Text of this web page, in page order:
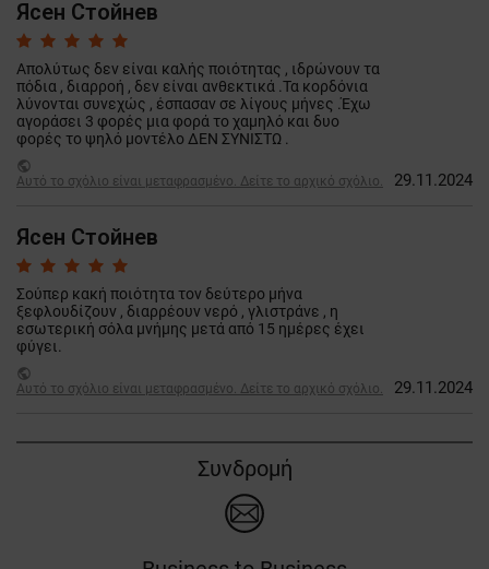
Ясен Стойнев
Απολύτως δεν είναι καλής ποιότητας , ιδρώνουν τα
πόδια , διαρροή , δεν είναι ανθεκτικά .Τα κορδόνια
λύνονται συνεχώς , έσπασαν σε λίγους μήνες .Έχω
αγοράσει 3 φορές μια φορά το χαμηλό και δυο
φορές το ψηλό μοντέλο ΔΕΝ ΣΥΝΙΣΤΩ .
public
Αυτό το σχόλιο είναι μεταφρασμένο. Δείτε το αρχικό σχόλιο.
29.11.2024
Ясен Стойнев
Σούπερ κακή ποιότητα τον δεύτερο μήνα
ξεφλουδίζουν , διαρρέουν νερό , γλιστράνε , η
εσωτερική σόλα μνήμης μετά από 15 ημέρες έχει
φύγει.
public
Αυτό το σχόλιο είναι μεταφρασμένο. Δείτε το αρχικό σχόλιο.
29.11.2024
Συνδρομή